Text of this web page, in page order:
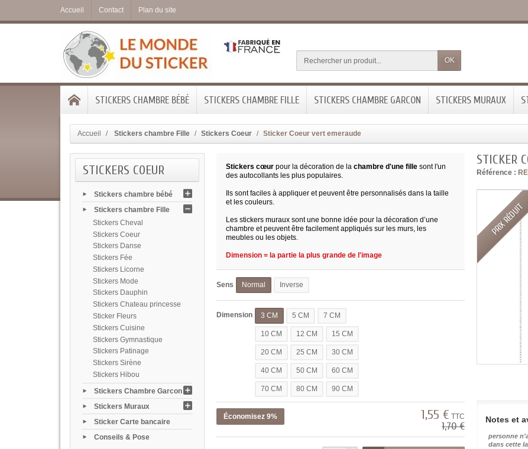
Accueil Contact Plan du site
OK
STICKERS CHAMBRE BÉBÉ STICKERS CHAMBRE FILLE STICKERS CHAMBRE GARCON STICKERS MURAUX
Accueil Stickers chambre Fille Stickers Coeur Sticker Coeur vert emeraude
STICKERS COEUR
Stickers chambre bébé
Stickers chambre Fille
Stickers Cheval
Stickers Coeur
Stickers Danse
Stickers Fée
Stickers Licorne
Stickers Mode
Stickers Dauphin
Stickers Chateau princesse
Sticker Fleurs
Stickers Cuisine
Stickers Gymnastique
Stickers Patinage
Stickers Sirène
Stickers Hibou
Stickers Chambre Garcon
Stickers Muraux
Sticker Carte bancaire
Conseils & Pose
STICKER
Référence :
PRIX RÉDUIT
Notes et
personne
dans cette
Stickers cœur pour la décoration de lachambre d'une fille sont l'un
des autocollants les plus populaires.
Ils sont faciles à appliquer et peuvent être personnalisés dans la taille
et les couleurs.
Les stickers muraux sont une bonne idée pour la décoration d’une
chambre et peuvent être facilement appliqués sur les murs, les
meubles ou les objets.
Dimension = la partie la plus grande de l'image
Sens Normal Inverse
Dimension 3 CM 5 CM 7 CM
10 CM 12 CM 15 CM
20 CM 25 CM 30 CM
40 CM 50 CM 60 CM
70 CM 80 CM 90 CM
Économisez 9% 1,55 € TTC
1,70 €